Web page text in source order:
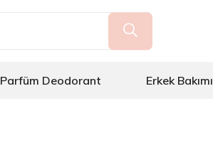
Parfüm Deodorant Erkek Bakımı